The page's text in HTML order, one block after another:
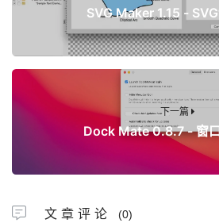
SVG Maker 1.15 -
下一篇
Dock Mate 0.8.7 - 窗
文章评论 (0)